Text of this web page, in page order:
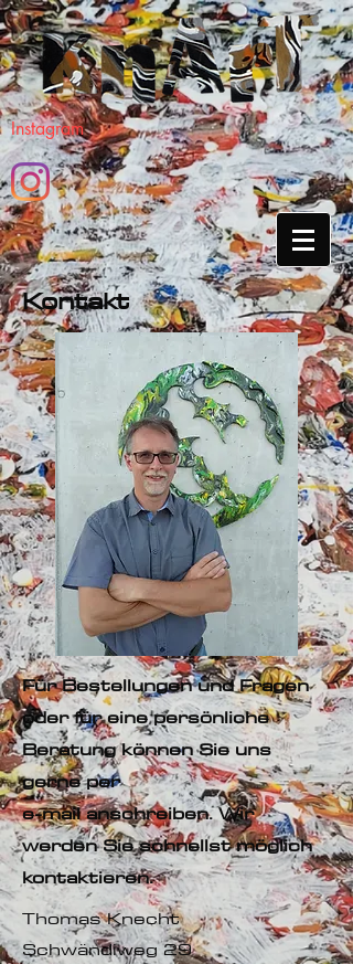
Instagram
Kontakt
Für Bestellungen und Fragen
oder für eine persönliche
Beratung können Sie uns
gerne per
e-mail anschreiben. Wir
werden Sie schnellst möglich
kontaktieren.
Thomas Knecht
Schwändiweg 29